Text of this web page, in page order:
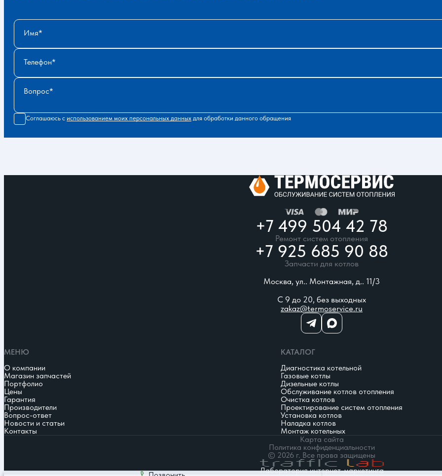
Имя
Телефон
Вопрос
Соглашаюсь с использованием моих персональных данных для обработки данного обращения
+7 499 504 42 78
Ремонт систем отопления
+7 925 685 90 88
Запчасти для котлов
Москва, ул.. Монтажная, д.. 11/3
С 9 до 20, без выходных
zakaz@termoservice.ru
МЕНЮ
О компании
Магазин запчастей
Портфолио
Цены
Гарантия
Производители
Вопрос-ответ
Новости и статьи
Контакты
КАТАЛОГ
Диагностика котельной
Газовые котлы
Дизельные котлы
Обслуживание котлов отопления
Очистка котлов
Проектирование систем отопления
Установка котлов
Наладка котлов
Монтаж котельных
Карта сайта
Политика конфиденциальности
© 2026 г. Все права защищены
Лаборатория интернет-маркетинга